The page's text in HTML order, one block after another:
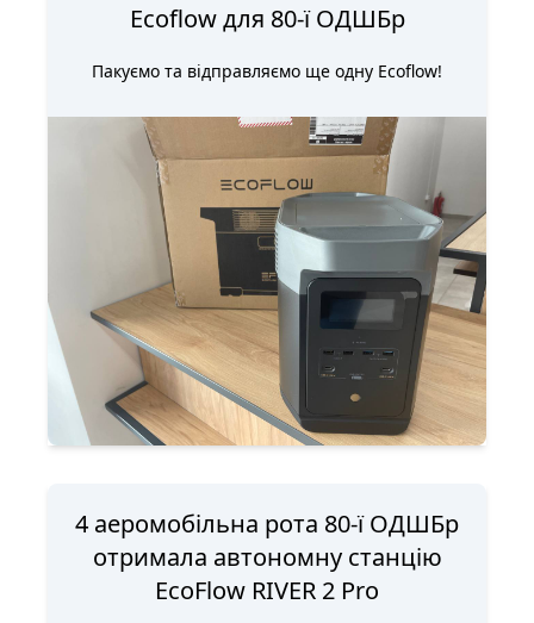
Ecoflow для 80-ї ОДШБр
Пакуємо та відправляємо ще одну Ecoflow!
4 аеромобільна рота 80-ї ОДШБр
отримала автономну станцію
EcoFlow RIVER 2 Pro